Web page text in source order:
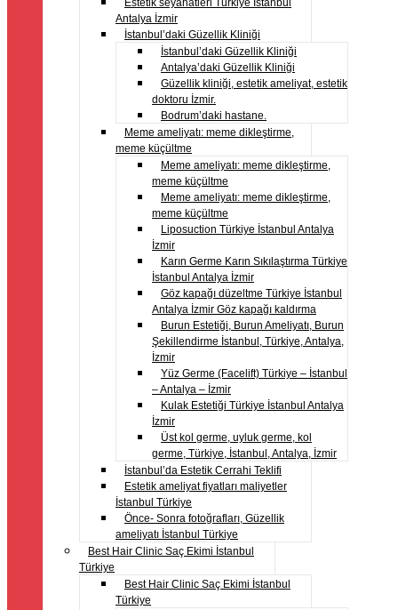
Estetik seyahatleri Türkiye İstanbul
Antalya İzmir
İstanbul’daki Güzellik Kliniği
İstanbul’daki Güzellik Kliniği
Antalya’daki Güzellik Kliniği
Güzellik kliniği, estetik ameliyat, estetik
doktoru İzmir.
Bodrum’daki hastane.
Meme ameliyatı: meme dikleştirme,
meme küçültme
Meme ameliyatı: meme dikleştirme,
meme küçültme
Meme ameliyatı: meme dikleştirme,
meme küçültme
Liposuction Türkiye İstanbul Antalya
İzmir
Karın Germe Karın Sıkılaştırma Türkiye
İstanbul Antalya İzmir
Göz kapağı düzeltme Türkiye İstanbul
Antalya İzmir Göz kapağı kaldırma
Burun Estetiği, Burun Ameliyatı, Burun
Şekillendirme İstanbul, Türkiye, Antalya,
İzmir
Yüz Germe (Facelift) Türkiye – İstanbul
– Antalya – İzmir
Kulak Estetiği Türkiye İstanbul Antalya
İzmir
Üst kol germe, uyluk germe, kol
germe, Türkiye, İstanbul, Antalya, İzmir
İstanbul’da Estetik Cerrahi Teklifi
Estetik ameliyat fiyatları maliyetler
İstanbul Türkiye
Önce- Sonra fotoğrafları, Güzellik
ameliyatı İstanbul Türkiye
Best Hair Clinic Saç Ekimi İstanbul
Türkiye
Best Hair Clinic Saç Ekimi İstanbul
Türkiye